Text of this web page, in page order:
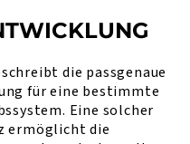
die passgenaue
für eine bestimmte
Eine solcher
ermöglicht die